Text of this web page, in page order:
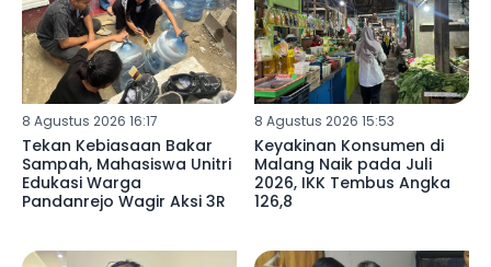
8 Agustus 2026 16:17
Tekan Kebiasaan Bakar
Sampah, Mahasiswa Unitri
Edukasi Warga
Pandanrejo Wagir Aksi 3R
8 Agustus 2026 15:53
Keyakinan Konsumen di
Malang Naik pada Juli
2026, IKK Tembus Angka
126,8